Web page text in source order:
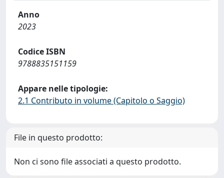
Anno
2023
Codice ISBN
9788835151159
Appare nelle tipologie:
2.1 Contributo in volume (Capitolo o Saggio)
File in questo prodotto:
Non ci sono file associati a questo prodotto.